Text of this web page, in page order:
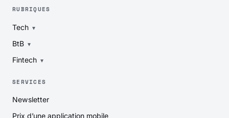
RUBRIQUES
Tech
BtB
Fintech
SERVICES
Newsletter
Prix d’une application mobile